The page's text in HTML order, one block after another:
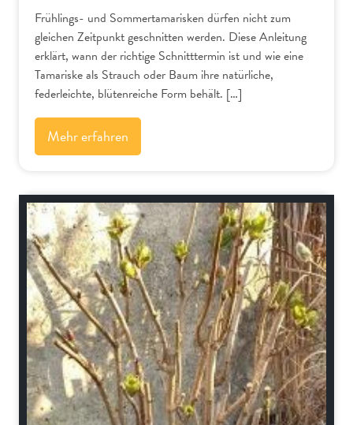
Frühlings- und Sommertamarisken dürfen nicht zum
gleichen Zeitpunkt geschnitten werden. Diese Anleitung
erklärt, wann der richtige Schnitttermin ist und wie eine
Tamariske als Strauch oder Baum ihre natürliche,
federleichte, blütenreiche Form behält. […]
Mehr erfahren
Schnitt-Anleitungen